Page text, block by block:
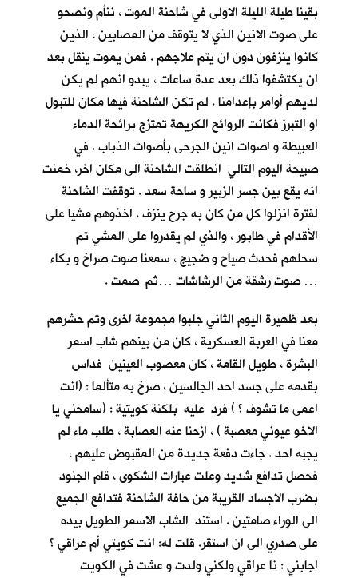
بقينا طيلة الليلة الاولى في شاحنة الموت ، ننأم ونصحو
على صوت الانين الذي لا يتوقف من المصابين ، الذين
كانوا ينزفون دون ان يتم علاجهم . فمن يموت ينقل بعد
ان يكتشفوا ذلك بعد عدة ساعات ، يبدو انهم لم يكن
لديهم أوامر بإعدامنا . لم تكن الشاحنة فيها مكان للتبول
او التبرز فكانت الروائح الكريهة تمتزج برائحة الدماء
العبيطة و اصوات انين الجرحى بأصوات الذباب . في
صبيحة اليوم التالي انطلقت الشاحنة الى مكان اخر، خمنت
انه يقع بين جسر الزبير و ساحة سعد . توقفت الشاحنة
لفترة انزلوا كل من كان به جرح ينزف . اخذوهم مشيا على
الأقدام في طابور ، والذي لم يقدروا على المشي تم
سحلهم فحدث صياح و ضجيج ، سمعنا صوت صراخ و بكاء
… صوت رشقة من الرشاشات …ثم صمت .
بعد ظهيرة اليوم الثاني جلبوا مجموعة اخرى وتم حشرهم
معنا في العربة العسكرية ، كان من بينهم شاب اسمر
البشرة ، طويل القامة ، كان معصوب العينين فداس
بقدمه على جسد احد الجالسين ، صرخ به متألما : (انت
اعمى ما تشوف ؟ ) فرد عليه بلكنة كويتية : (سامحني يا
الاخو عيوني معصبة ) ، ازحنا عنه العصابة ، طلب ماء لم
يجبه احد . جاءت دفعة جديدة من المقبوض عليهم ،
فحصل تدافع شديد وعلت عبارات الشكوى ، قام الجنود
بضرب الاجساد القريبة من حافة الشاحنة فتدافع الجميع
الى الوراء صامتين . استند الشاب الاسمر الطويل بيده
على صدري الى ان استقر. قلت له: انت كويتي أم عراقي ؟
اجابني : نا عراقي ولكني ولدت و عشت في الكويت